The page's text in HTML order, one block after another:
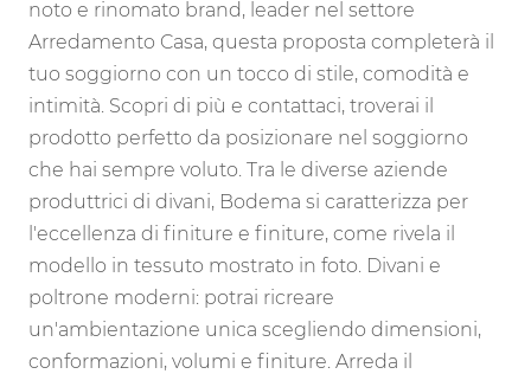
noto e rinomato brand, leader nel settore
Arredamento Casa, questa proposta completerà il
tuo soggiorno con un tocco di stile, comodità e
intimità. Scopri di più e contattaci, troverai il
prodotto perfetto da posizionare nel soggiorno
che hai sempre voluto. Tra le diverse aziende
produttrici di divani, Bodema si caratterizza per
l'eccellenza di finiture e finiture, come rivela il
modello in tessuto mostrato in foto. Divani e
poltrone moderni: potrai ricreare
un'ambientazione unica scegliendo dimensioni,
conformazioni, volumi e finiture. Arreda il